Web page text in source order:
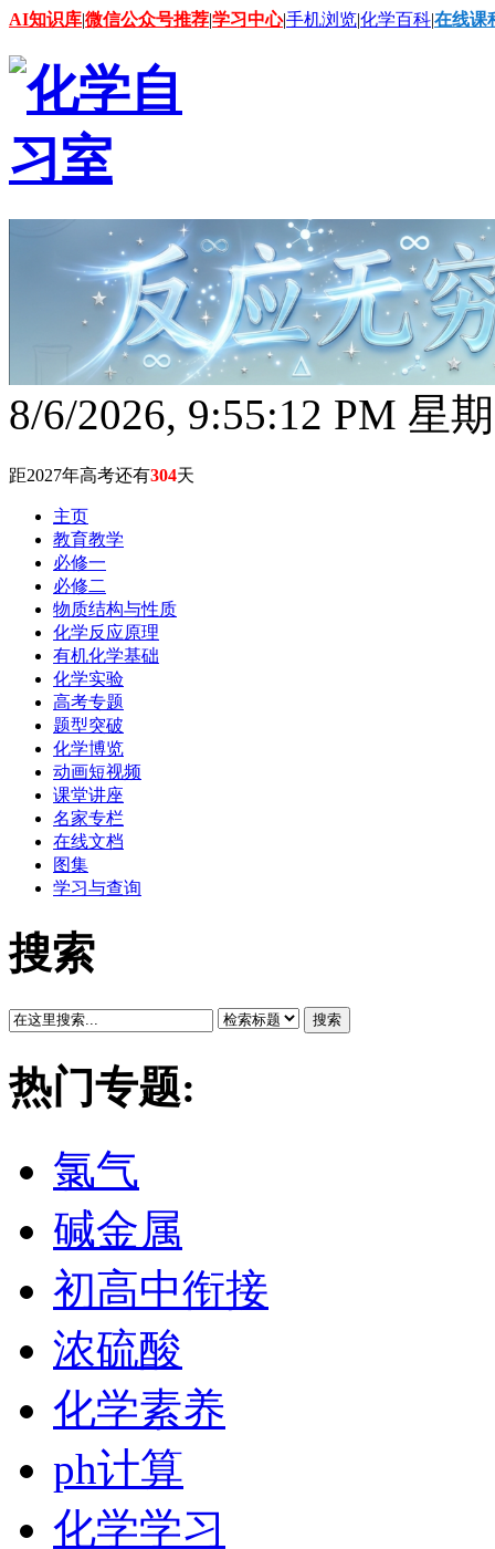
AI知识库|微信公众号推荐|学习中心|手机浏览|化学百科|在线课
8/6/2026, 9:55:14 PM 星
距2027年高考还有304天
主页
教育教学
必修一
必修二
物质结构与性质
化学反应原理
有机化学基础
化学实验
高考专题
题型突破
化学博览
动画短视频
课堂讲座
名家专栏
在线文档
图集
学习与查询
搜索
搜索
热门专题:
氯气
碱金属
初高中衔接
浓硫酸
化学素养
ph计算
化学学习